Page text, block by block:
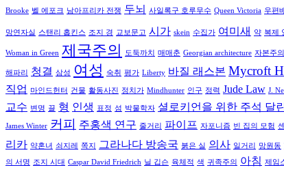
Brooke 벨 에포크 남아프리카 전쟁 두뇌 사일록구 호루무수 Queen Victoria 우편
망연자실 스탠리 홉킨스 조지 경 교보문고 시가 skein 수집가 여미새 약 복제
Woman in Green 제국주의 도둑까치 매매춘 Georgian architecture 자본주의
해파리 청결 삼성 여성 숙취 평가 Liberty 바질 래스본 Mycroft
직업
마인드헌터 건물 활동사진 정치가 Mindhunter 인구 정력 Jude Law J.
교수 변명 끌 형 인생 표정 섬 박물학자 셜로키언을 위한 주석 달
James Winter 커피 주홍색 연구 줄거리 파이프 자포니즘 빈 집의 모험
리카 약혼녀 쇠지레 쪽지 그라나다 방송국 붉은 실 의사 일거리 망원동
의 서명 조지 시대 Caspar David Friedrich 닐 깁슨 육체적 색 귀족주의 아침 제임